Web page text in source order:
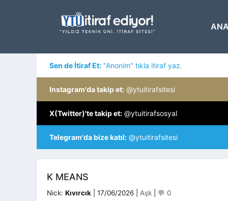
Sen de İtiraf Et: "Anonim" tıkla itiraf yaz.
Instagram'da takip et: @ytuitirafsitesi
X(Twitter)'te takip et: @ytuitirafsosyal
Telegram'da bize katıl: @ytuitirafsitesi
K MEANS
Nick: Kıvırcık 17/06/2026 Kategoriler
Aşk 💬 0